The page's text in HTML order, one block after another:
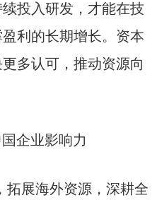
投入研发，才能在技
利的长期增长。资本
多认可，推动资源向
企业影响力
拓展海外资源，深耕全